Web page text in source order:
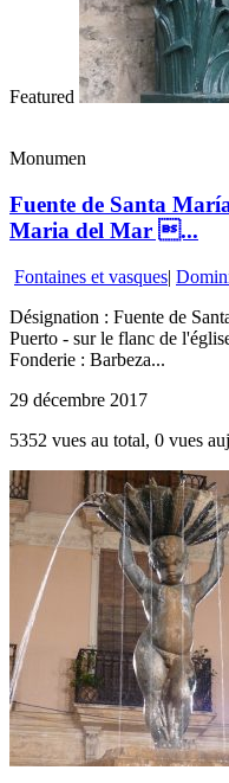
Featured
Monumen
Fuente de Santa
Maria del Mar ...
Fontaines et vasques|
Désignation : Fuente de
Puerto - sur le flanc de
Fonderie : Barbeza...
29 décembre 2017
5352 vues au total, 0 vues